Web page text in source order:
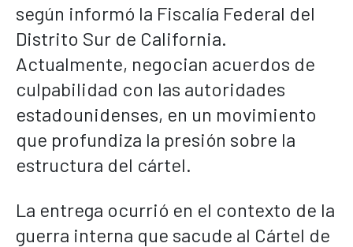
según informó la Fiscalía Federal del
Distrito Sur de California.
Actualmente, negocian acuerdos de
culpabilidad con las autoridades
estadounidenses, en un movimiento
que profundiza la presión sobre la
estructura del cártel.
La entrega ocurrió en el contexto de la
guerra interna que sacude al Cártel de